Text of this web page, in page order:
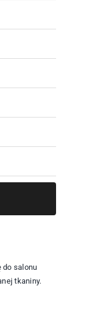
do salonu
tkaniny.